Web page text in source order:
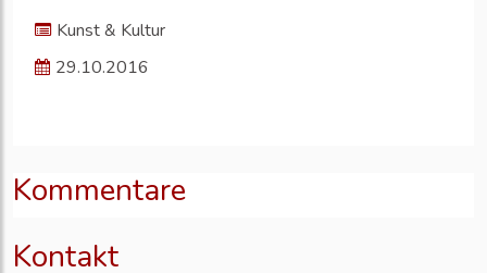
Kunst & Kultur
29.10.2016
Kommentare
Kontakt